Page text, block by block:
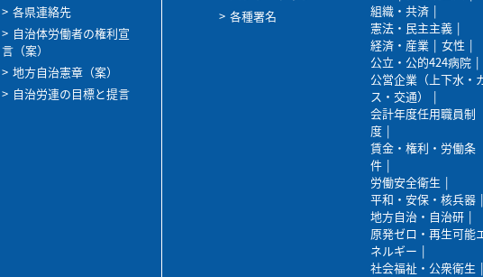
各県連絡先
自治体労働者の権利宣
言（案）
地方自治憲章（案）
自治労連の目標と提言
各種署名
組織・共済
憲法・民主主義
経済・産業
女性
公立・公的424病院
公営企業（上下水・
ス・交通）
会計年度任用職員制
度
賃金・権利・労働条
件
労働安全衛生
平和・安保・核兵器
地方自治・自治研
原発ゼロ・再生可能
ネルギー
社会福祉・公衆衛生